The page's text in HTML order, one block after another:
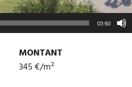
03:60
MONTANT
345 €/m²